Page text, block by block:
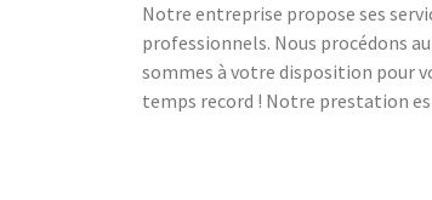
Notre entreprise propose ses
professionnels. Nous procédons
sommes à votre disposition pour
temps record ! Notre prestation